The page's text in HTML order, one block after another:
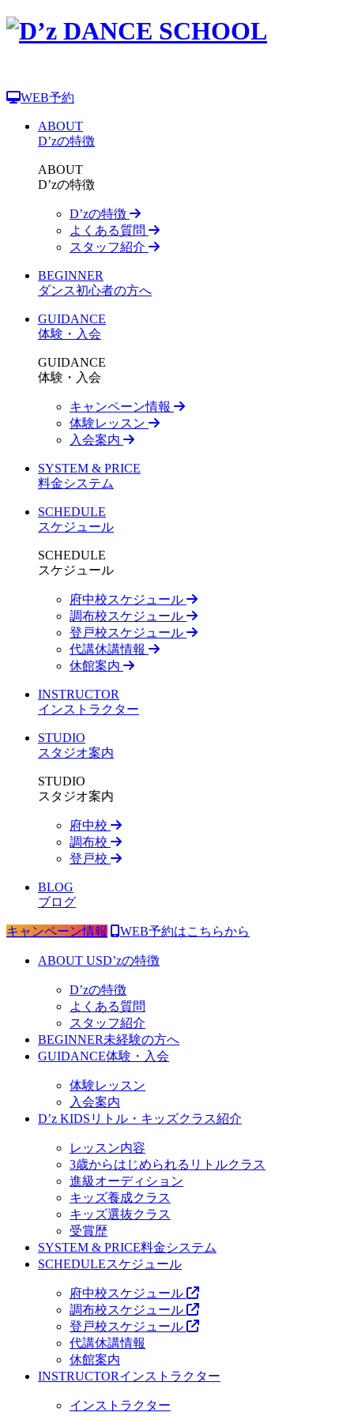
WEB予約
ABOUT
D’zの特徴
ABOUT
D’zの特徴
D’zの特徴
よくある質問
スタッフ紹介
BEGINNER
ダンス初心者の方へ
GUIDANCE
体験・入会
GUIDANCE
体験・入会
キャンペーン情報
体験レッスン
入会案内
SYSTEM & PRICE
料金システム
SCHEDULE
スケジュール
SCHEDULE
スケジュール
府中校スケジュール
調布校スケジュール
登戸校スケジュール
代講休講情報
休館案内
INSTRUCTOR
インストラクター
STUDIO
スタジオ案内
STUDIO
スタジオ案内
府中校
調布校
登戸校
BLOG
ブログ
キャンペーン情報 WEB予約はこちらから
ABOUT USD’zの特徴
D’zの特徴
よくある質問
スタッフ紹介
BEGINNER未経験の方へ
GUIDANCE体験・入会
体験レッスン
入会案内
D’z KIDS リトル・キッズクラス紹介
レッスン内容
3歳からはじめられるリトルクラス
進級オーディション
キッズ養成クラス
キッズ選抜クラス
受賞歴
SYSTEM & PRICE料金システム
SCHEDULEスケジュール
府中校スケジュール
調布校スケジュール
登戸校スケジュール
代講休講情報
休館案内
INSTRUCTORインストラクター
インストラクター